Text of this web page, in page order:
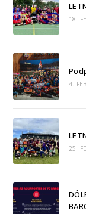
18.
4.
25.